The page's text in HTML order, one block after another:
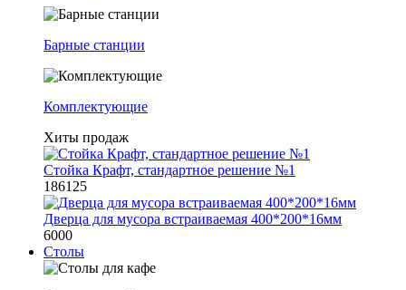
Барные станции
Комплектующие
Хиты продаж
Стойка Крафт, стандартное решение №1
186125
Дверца для мусора встраиваемая 400*200*16мм
6000
Столы